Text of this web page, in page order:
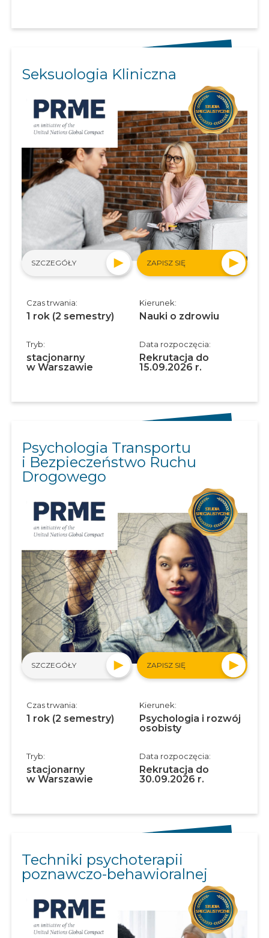
Seksuologia Kliniczna
SZCZEGÓŁY ZAPISZ SIĘ
Czas trwania:
1 rok (2 semestry)
Kierunek:
Nauki o zdrowiu
Tryb:
stacjonarny
w Warszawie
Data rozpoczęcia:
Rekrutacja do
15.09.2026 r.
Psychologia Transportu
i Bezpieczeństwo Ruchu
Drogowego
SZCZEGÓŁY ZAPISZ SIĘ
Czas trwania:
1 rok (2 semestry)
Kierunek:
Psychologia i rozwój
osobisty
Tryb:
stacjonarny
w Warszawie
Data rozpoczęcia:
Rekrutacja do
30.09.2026 r.
Techniki psychoterapii
poznawczo-behawioralnej